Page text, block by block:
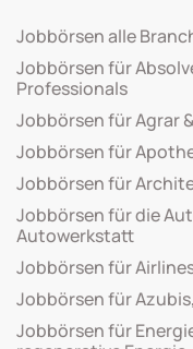
Jobbörsen alle
Jobbörsen für
Professionals
Jobbörsen für Agrar
Jobbörsen für
Jobbörsen für
Jobbörsen für die
Autowerkstatt
Jobbörsen für
Jobbörsen für
Jobbörsen für